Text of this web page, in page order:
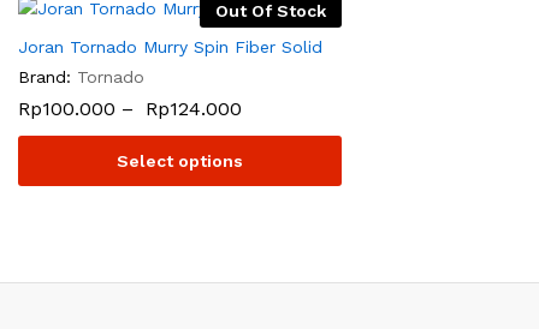
Out Of Stock
Joran Tornado Murry Spin Fiber Solid
Brand: Tornado
Rp100.000 – Rp124.000
Select options